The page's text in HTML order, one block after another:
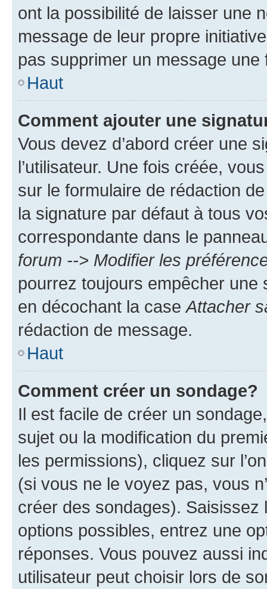
ont la possibilité de laisser une
message de leur propre
pas supprimer un message une
Haut
Comment ajouter une
Vous devez d’abord créer une
l’utilisateur. Une fois créée,
sur le formulaire de rédaction
la signature par défaut à tous
correspondante dans le
forum --> Modifier les
pourrez toujours empêcher une
en décochant la case Attacher
rédaction de message.
Haut
Comment créer un sondage?
Il est facile de créer un
sujet ou la modification du
les permissions), cliquez sur
(si vous ne le voyez pas, vous
créer des sondages).
options possibles, entrez une
réponses. Vous pouvez aussi
utilisateur peut choisir lors de